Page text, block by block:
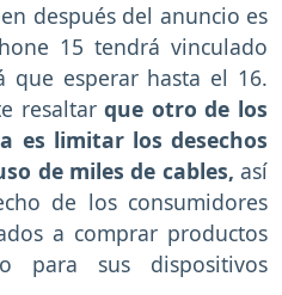
después del anuncio es
15 tendrá vinculado
que esperar hasta el 16.
resaltarque otro de los
es limitar los desechos
de miles de cables, así
de los consumidores
a comprar productos
para sus dispositivos